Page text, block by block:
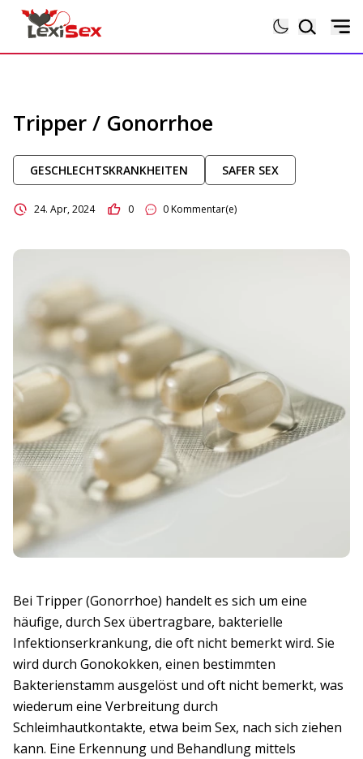
Tripper / Gonorrhoe
GESCHLECHTSKRANKHEITEN SAFER SEX
24. Apr, 2024 0 0 Kommentar(e)
Bei Tripper (Gonorrhoe) handelt es sich um eine
häufige, durch Sex übertragbare, bakterielle
Infektionserkrankung, die oft nicht bemerkt wird. Sie
wird durch Gonokokken, einen bestimmten
Bakterienstamm ausgelöst und oft nicht bemerkt, was
wiederum eine Verbreitung durch
Schleimhautkontakte, etwa beim Sex, nach sich ziehen
kann. Eine Erkennung und Behandlung mittels